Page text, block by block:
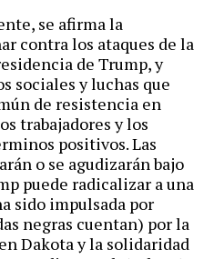
se afirma la
contra los ataques de la
de Trump, y
sociales y luchas que
de resistencia en
trabajadores y los
positivos. Las
o se agudizarán bajo
puede radicalizar a una
sido impulsada por
negras cuentan) por la
Dakota y la solidaridad